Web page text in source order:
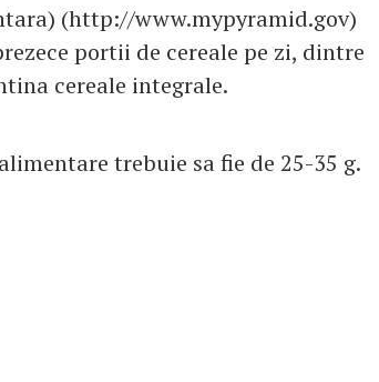
(http://www.mypyramid.gov)
portii de cereale pe zi, dintre
cereale integrale.
trebuie sa fie de 25-35 g.